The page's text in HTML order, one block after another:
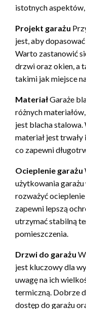
istotnych aspektów,
Projekt garażu
jest, aby
Warto zastanowić
drzwi oraz okien, a
takimi jak miejsce
MateriałGaraże
różnych
jest blacha stalowa.
materiał jest
co zapewni
Ocieplenie garażu
użytkowania
rozważyć
zapewni lepszą
utrzymać stabilną
pomieszczenia.
Drzwi do garażu
jest kluczowy dla
uwagę na ich
termiczną. Dobrze
dostęp do garażu